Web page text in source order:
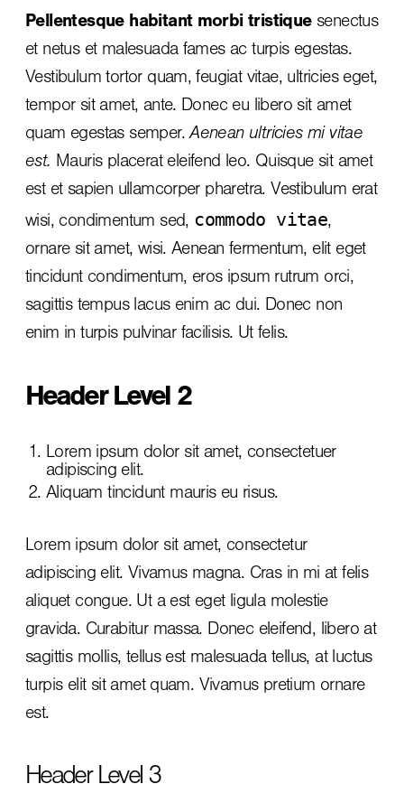
Pellentesque habitant morbi tristiquesenectus
et netus et malesuada fames ac turpis egestas.
Vestibulum tortor quam, feugiat vitae, ultricies eget,
tempor sit amet, ante. Donec eu libero sit amet
quam egestas semper.Aenean ultricies mi vitae
est. Mauris placerat eleifend leo. Quisque sit amet
est et sapien ullamcorper pharetra. Vestibulum erat
wisi, condimentum sed, commodo vitae,
ornare sit amet, wisi. Aenean fermentum, elit eget
tincidunt condimentum, eros ipsum rutrum orci,
sagittis tempus lacus enim ac dui. Donec non
enim in turpis pulvinar facilisis. Ut felis.
Header Level 2
Lorem ipsum dolor sit amet, consectetuer
adipiscing elit.
Aliquam tincidunt mauris eu risus.
Lorem ipsum dolor sit amet, consectetur
adipiscing elit. Vivamus magna. Cras in mi at felis
aliquet congue. Ut a est eget ligula molestie
gravida. Curabitur massa. Donec eleifend, libero at
sagittis mollis, tellus est malesuada tellus, at luctus
turpis elit sit amet quam. Vivamus pretium ornare
est.
Header Level 3